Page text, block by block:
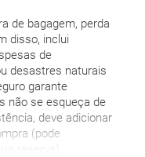
de bagagem, perda
disso, inclui
de
desastres naturais
garante
não se esqueça de
deve adicionar
(pode
reserva).